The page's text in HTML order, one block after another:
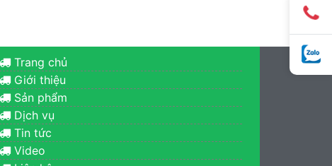
Trang chủ
Giới thiệu
Sản phẩm
Dịch vụ
Tin tức
Video